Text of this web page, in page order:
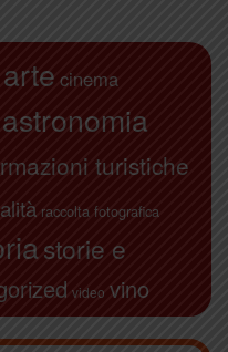
arte cinema
turistiche
raccolta fotografica
storie e
video vino